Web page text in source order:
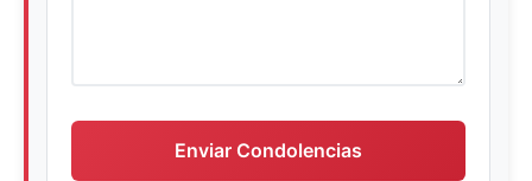
Enviar Condolencias